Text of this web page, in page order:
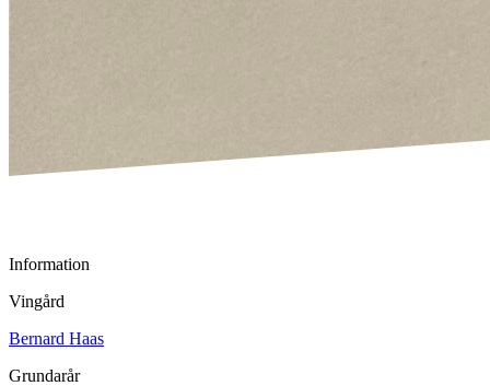
Information
Vingård
Bernard Haas
Grundarår